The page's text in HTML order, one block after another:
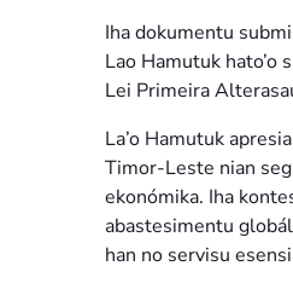
Iha dokumentu
Lao Hamutuk hato’o
Lei Primeira
La’o Hamutuk
Timor-Leste nian
ekonómika. Iha
abastesimentu
han no servisu